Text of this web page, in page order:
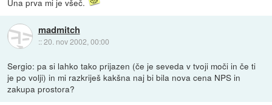
madmitch
::20. nov 2002, 00:00
Sergio: pa si lahko tako prijazen (če je seveda v tvoji moči in če ti
je po volji) in mi razkriješ kakšna naj bi bila nova cena NPS in
zakupa prostora?